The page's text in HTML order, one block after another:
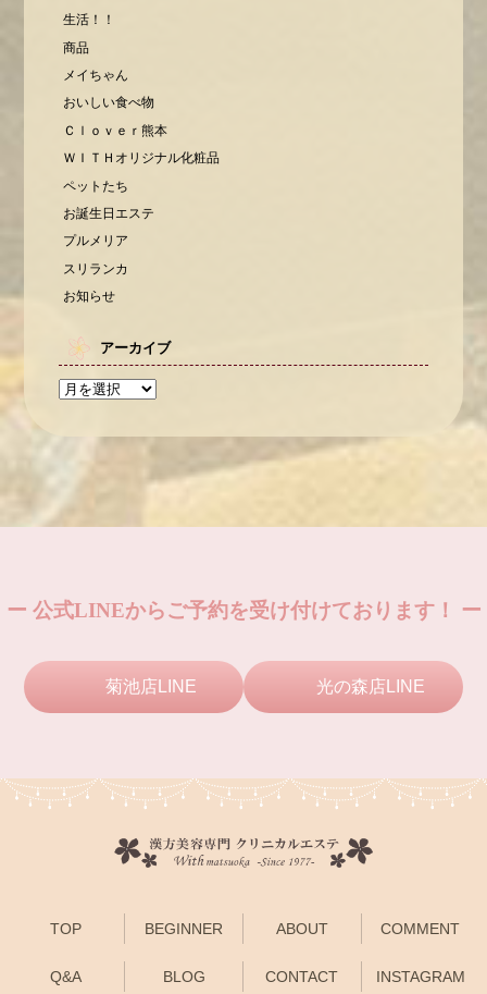
生活！！
商品
メイちゃん
おいしい食べ物
Ｃｌｏｖｅｒ熊本
ＷＩＴＨオリジナル化粧品
ペットたち
お誕生日エステ
プルメリア
スリランカ
お知らせ
アーカイブ
ー 公式LINEからご予約を受け付けております！ ー
菊池店LINE 光の森店LINE
TOP BEGINNER ABOUT COMMENT
Q&A BLOG CONTACT INSTAGRAM